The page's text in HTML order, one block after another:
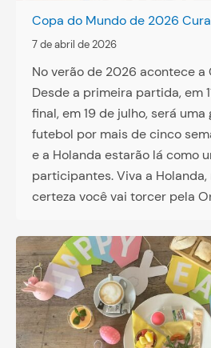
Copa do Mundo de 2026
7 de abril de 2026
No verão de 2026 acontece a
Desde a primeira partida, em
final, em 19 de julho, será
futebol por mais de cinco
e a Holanda estarão lá como
participantes. Viva a Holanda,
certeza você vai torcer pela